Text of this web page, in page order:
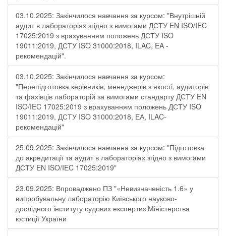
03.10.2025: Закінчилося навчання за курсом: "Внутрішній
аудит в лабораторіях згідно з вимогами ДСТУ EN ISO/IEC
17025:2019 з врахуванням положень ДСТУ ISO
19011:2019, ДСТУ ISO 31000:2018, ILAC, EA -
рекомендацій".
03.10.2025: Закінчилося навчання за курсом:
"Перепідготовка керівників, менеджерів з якості, аудиторів
та фахівців лабораторій за вимогами стандарту ДСТУ EN
ISO/IEC 17025:2019 з врахуванням положень ДСТУ ISO
19011:2019, ДСТУ ISO 31000:2018, ЕА, ILAC-
рекомендацій"
25.09.2025: Закінчилося навчання за курсом: "Підготовка
до акредитації та аудит в лабораторіях згідно з вимогами
ДСТУ EN ISO/IEC 17025:2019"
23.09.2025: Впроваджено ПЗ "«Невизначеність 1.6» у
випробувальну лабораторію Київського науково-
дослідного інституту судових експертиз Міністерства
юстиції України